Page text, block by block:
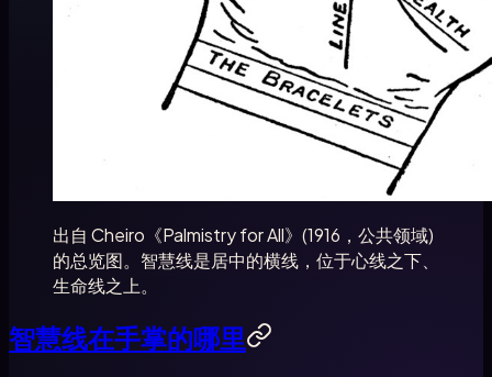
出自 Cheiro《Palmistry for All》(1916，公共领域)
的总览图。智慧线是居中的横线，位于心线之下、
生命线之上。
智慧线在手掌的哪里